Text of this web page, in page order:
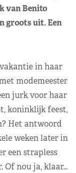
van Benito
groots uit. Een
in haar
modemeester
jurk voor haar
koninklijk feest,
Het antwoord
weken later in
een strapless
Of nou ja, klaar…